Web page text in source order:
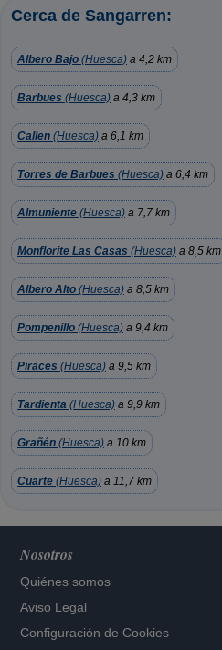
Cerca de Sangarren:
Albero Bajo (Huesca) a 4,2 km
Barbues (Huesca) a 4,3 km
Callen (Huesca) a 6,1 km
Torres de Barbues (Huesca) a 6,4 km
Almuniente (Huesca) a 7,7 km
Monflorite Las Casas (Huesca) a 8,5 km
Albero Alto (Huesca) a 8,5 km
Pompenillo (Huesca) a 9,4 km
Piraces (Huesca) a 9,5 km
Tardienta (Huesca) a 9,9 km
Grañén (Huesca) a 10 km
Cuarte (Huesca) a 11,7 km
Nosotros
Quiénes somos
Aviso Legal
Configuración de Cookies